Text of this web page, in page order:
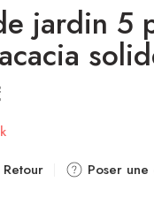
jardin 5
Poser une